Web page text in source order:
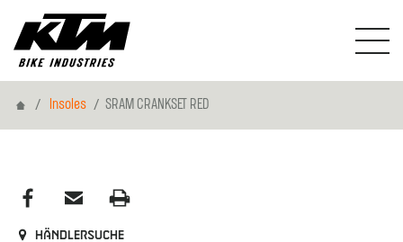
HomeInsoles SRAM CRANKSET RED
Händlersuche